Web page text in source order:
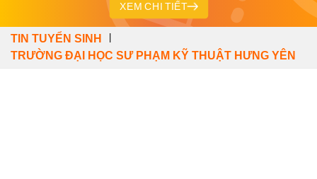
XEM CHI TIẾT
TIN TUYỂN SINH
TRƯỜNG ĐẠI HỌC SƯ PHẠM KỸ THUẬT HƯNG YÊN